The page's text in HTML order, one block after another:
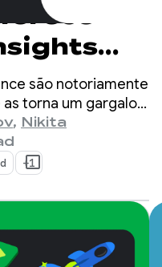
com o
são notoriamente
torna um gargalo
de dispositivos
, Nikita
+1